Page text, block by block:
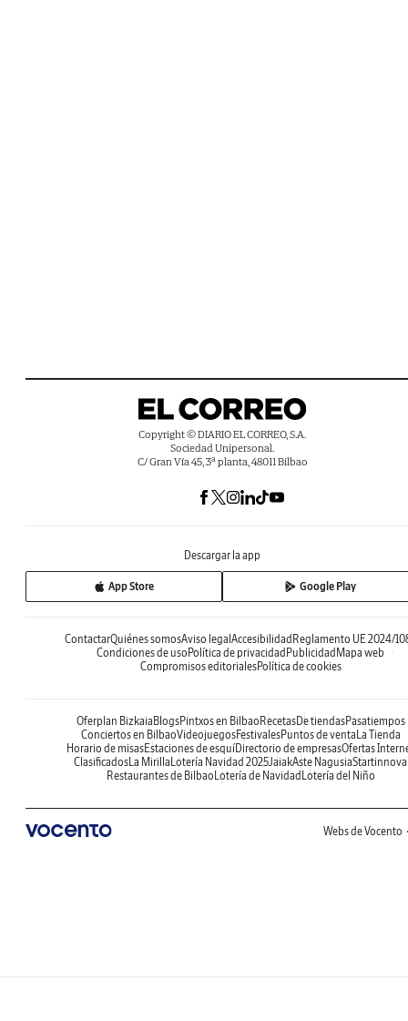
Copyright © DIARIO EL CORREO, S.A.
Sociedad Unipersonal.
C/ Gran Vía 45, 3ª planta, 48011 Bilbao
Descargar la app
App Store Google Play
ContactarQuiénes somosAviso legal Accesibilidad Reglamento UE 2024/
Condiciones de uso Política de privacidad Publicidad Mapa web
Compromisos editorialesPolítica de cookies
Oferplan Bizkaia BlogsPintxos en Bilbao RecetasDe tiendasPasatiempos
Conciertos en BilbaoVideojuegosFestivalesPuntos de venta La Tienda
Horario de misasEstaciones de esquíDirectorio de empresasOfertas
Clasificados La Mirilla Lotería Navidad 2025JaiakAste NagusiaStartinnova
Restaurantes de Bilbao Lotería de Navidad Lotería del Niño
Webs de Vocento